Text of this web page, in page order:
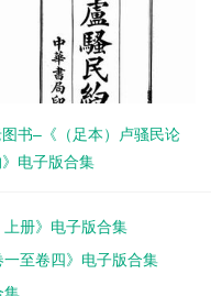
书–《（足本）卢骚民论
电子版合集
册》电子版合集
至卷四》电子版合集
集